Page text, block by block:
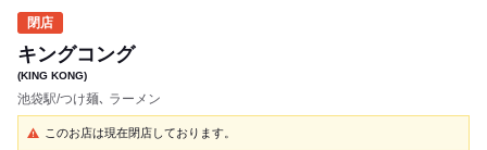
キングコング
(KING KONG)
池袋駅/つけ麺､ ラーメン
このお店は現在閉店しております。